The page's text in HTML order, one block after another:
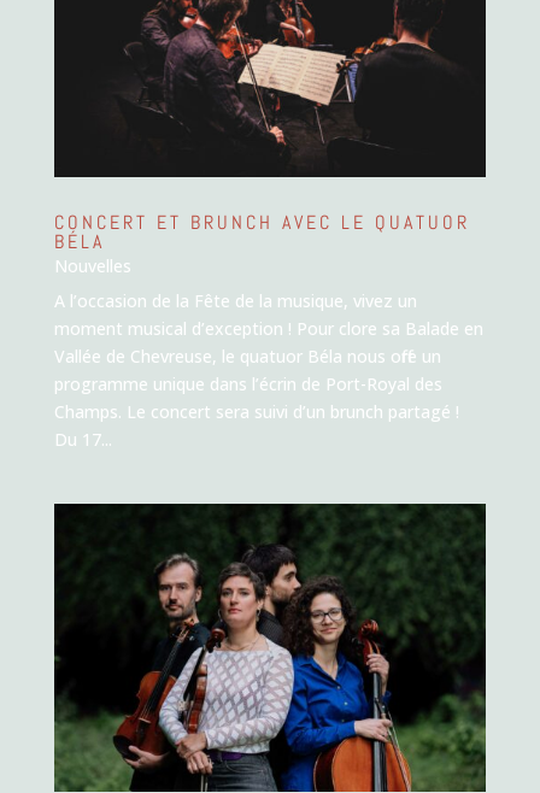
CONCERT ET BRUNCH AVEC LE QUATUOR
BÉLA
Nouvelles
A l’occasion de la Fête de la musique, vivez un
moment musical d’exception ! Pour clore sa Balade en
Vallée de Chevreuse, le quatuor Béla nous offre un
programme unique dans l’écrin de Port-Royal des
Champs. Le concert sera suivi d’un brunch partagé !
Du 17...